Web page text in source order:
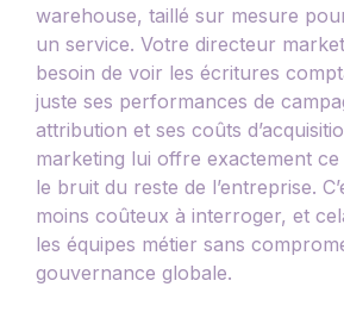
warehouse, taillé sur mesure
un service. Votre directeur
besoin de voir les écritures
juste ses performances de
attribution et ses coûts
marketing lui offre exactement
le bruit du reste de l’entreprise.
moins coûteux à interroger, et
les équipes métier sans
gouvernance globale.